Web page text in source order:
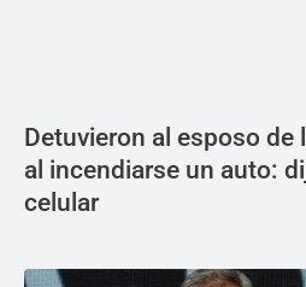
Detuvieron al esposo de
al incendiarse un auto:
celular